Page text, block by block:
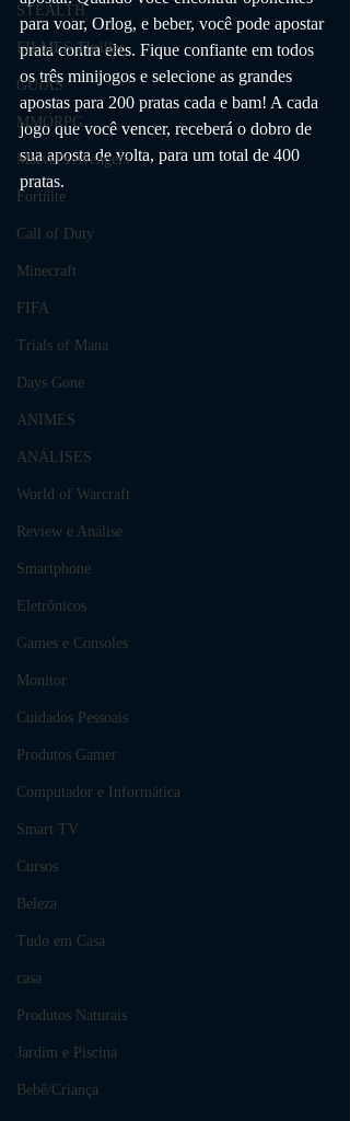
STEALTH
FILMES Thriller
GUIAS
MMORPG
Marvel's Avengers
Fortnite
Call of Duty
Minecraft
FIFA
Trials of Mana
Days Gone
ANIMES
ANÁLISES
World of Warcraft
Review e Análise
Smartphone
Eletrônicos
Games e Consoles
Monitor
Cuidados Pessoais
Produtos Gamer
Computador e Informática
Smart TV
Cursos
Beleza
Tudo em Casa
casa
Produtos Naturais
Jardim e Piscina
Bebê/Criança
para voar, Orlog, e beber, você pode apostar
prata contra eles. Fique confiante em todos
os três minijogos e selecione as grandes
apostas para 200 pratas cada e bam! A cada
jogo que você vencer, receberá o dobro de
sua aposta de volta, para um total de 400
pratas.